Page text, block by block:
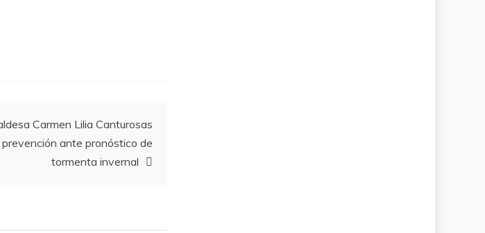
Carmen Lilia Canturosas
ante pronóstico de
tormenta invernal